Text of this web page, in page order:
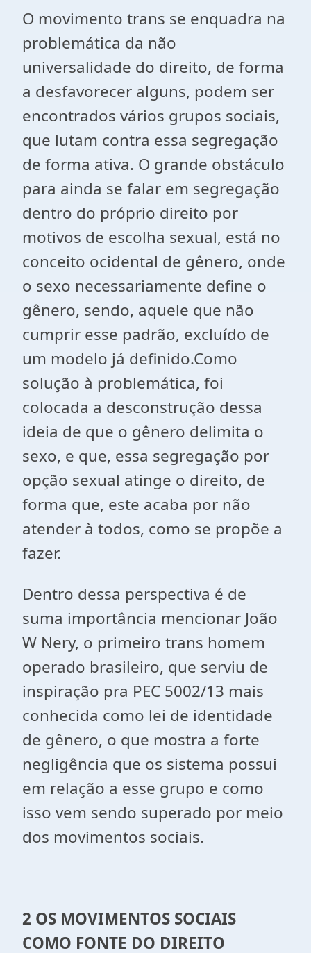
O movimento trans se enquadra na
problemática da não
universalidade do direito, de forma
a desfavorecer alguns, podem ser
encontrados vários grupos sociais,
que lutam contra essa segregação
de forma ativa. O grande obstáculo
para ainda se falar em segregação
dentro do próprio direito por
motivos de escolha sexual, está no
conceito ocidental de gênero, onde
o sexo necessariamente define o
gênero, sendo, aquele que não
cumprir esse padrão, excluído de
um modelo já definido.Como
solução à problemática, foi
colocada a desconstrução dessa
ideia de que o gênero delimita o
sexo, e que, essa segregação por
opção sexual atinge o direito, de
forma que, este acaba por não
atender à todos, como se propõe a
fazer.
Dentro dessa perspectiva é de
suma importância mencionar João
W Nery, o primeiro trans homem
operado brasileiro, que serviu de
inspiração pra PEC 5002/13 mais
conhecida como lei de identidade
de gênero, o que mostra a forte
negligência que os sistema possui
em relação a esse grupo e como
isso vem sendo superado por meio
dos movimentos sociais.
2 OS MOVIMENTOS SOCIAIS
COMO FONTE DO DIREITO